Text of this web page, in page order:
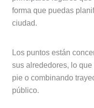
forma que puedas
ciudad.
Los puntos están
sus alrededores, lo
pie o combinando
público.